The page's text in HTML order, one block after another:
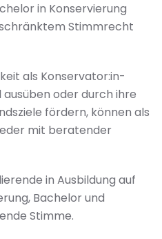
in Konservierung
Stimmrecht
als Konservator:in-
oder durch ihre
fördern, können als
mit beratender
in Ausbildung auf
Bachelor und
Stimme.